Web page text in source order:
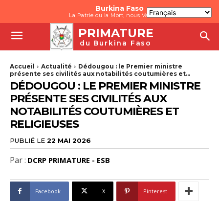
Burkina Faso
La Patrie ou la Mort, nous Vaincrons
PRIMATURE
du Burkina Faso
Accueil Actualité
‎Dédougou : le Premier ministre
présente ses civilités aux notabilités coutumières et...
‎DÉDOUGOU : LE PREMIER MINISTRE
PRÉSENTE SES CIVILITÉS AUX
NOTABILITÉS COUTUMIÈRES ET
RELIGIEUSES
PUBLIÉ LE 22 MAI 2026
Par : DCRP PRIMATURE - ESB
Facebook X Pinterest